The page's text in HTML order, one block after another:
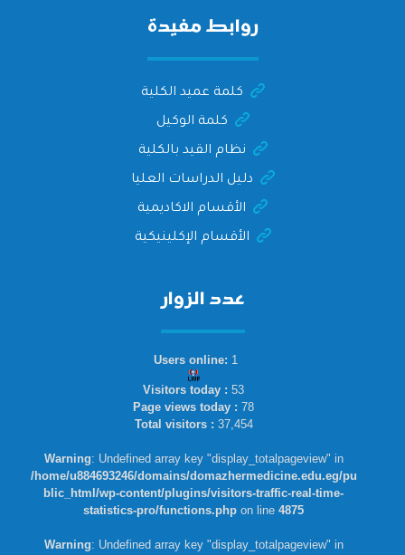
روابط مفيدة
كلمة عميد الكلية
كلمة الوكيل
نظام القيد بالكلية
دليل الدراسات العليا
الأقسام الاكاديمية
الأقسام الإكلينيكية
عدد الزوار
Users online: 1
Visitors today : 53
Page views today : 78
Total visitors : 37,454
Warning: Undefined array key "display_totalpageview" in
/home/u884693246/domains/domazhermedicine.edu.eg/pu
blic_html/wp-content/plugins/visitors-traffic-real-time-
statistics-pro/functions.php on line 4875
Warning: Undefined array key "display_totalpageview" in